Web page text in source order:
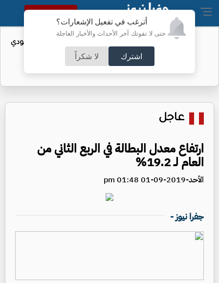
أترغب في تفعيل الإشعارات؟
حتى لا تفوتك آخر الأحداث والأخبار العاجلة
اشترك لا شكراً
النسخة الكاملة
واردات الولايات المتحدة من النفط السعودي
تهبط إلى الصفر
عاجل
ارتفاع معدل البطالة في الربع الثاني من
العام لـ 19.2%
الأحد-2019-09-01 01:48 pm
جفرا نيوز -